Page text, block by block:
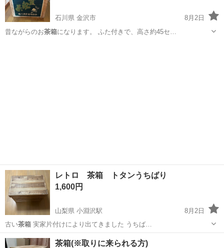
石川県 金沢市
8月2日
昔ながらのお茶箱になります。 ふた付きで、高さ約45セ…
レトロ 茶箱 トタンうちばり
1,600円
山梨県 小淵沢駅
8月2日
古い茶箱実家片付けにより出てきました うちば…
山梨 北杜市 小淵沢駅 収納家具
茶箱(※取りに来られる方)